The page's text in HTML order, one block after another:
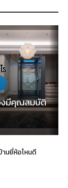
งมีคุณสมบัติ
นยี่ห้อไหนดี